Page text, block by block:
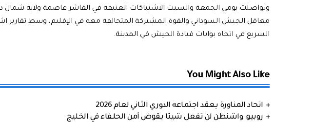
وتواصلت يومي الجمعة والسبت الاشتباكات العنيفة في الفاشر عاصمة ولاية شمال
معاقل الجيش السوداني والقوة المشتركة المتحالفة معه في الإقليم، وسط تقارير
السريع في اتجاه بوابات قيادة الجيش في المدينة.
You Might Also Like
اتحاد المناورة يعقد اجتماعه الدوري الثاني لعام 2026
روبيو: واشنطن لن تفعل شيئا يقوض أمن الحلفاء في الخليج